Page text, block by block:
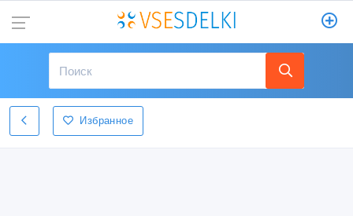
Избранное